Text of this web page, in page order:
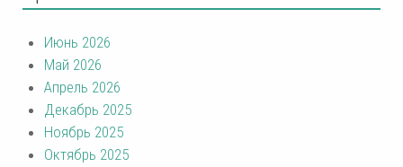
Июнь 2026
Май 2026
Апрель 2026
Декабрь 2025
Ноябрь 2025
Октябрь 2025